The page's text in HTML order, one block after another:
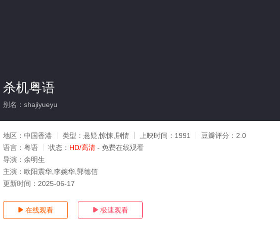
杀机粤语
别名：shajiyueyu
地区： 中国香港 类型： 悬疑,惊悚,剧情 上映时间： 1991 豆瓣评分： 2.0
语言： 粤语 状态： HD/高清 - 免费在线观看
导演： 余明生
主演： 欧阳震华,李婉华,郭德信
更新时间： 2025-06-17
 在线观看  极速观看